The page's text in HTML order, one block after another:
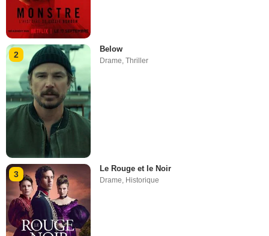
2
Below
Drame,Thriller
3
Le Rouge et le Noir
Drame Historique